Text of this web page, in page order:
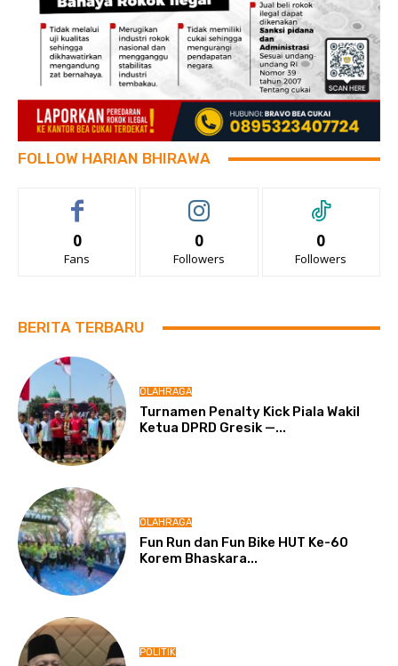
FOLLOW HARIAN BHIRAWA
0
Fans
0
Followers
0
Followers
BERITA TERBARU
OLAHRAGA
Turnamen Penalty Kick Piala Wakil
Ketua DPRD Gresik —...
OLAHRAGA
Fun Run dan Fun Bike HUT Ke-60
Korem Bhaskara...
POLITIK